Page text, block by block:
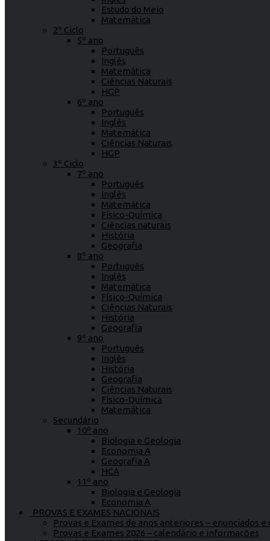
Estudo do Meio
Matemática
2º Ciclo
5º ano
Português
Inglês
Matemática
Ciências Naturais
HGP
6º ano
Português
Inglês
Matemática
Ciências Naturais
HGP
3º Ciclo
7º ano
Português
Inglês
Matemática
Físico-Química
Ciências naturais
História
Geografia
8º ano
Português
Inglês
Matemática
Físico-Química
Ciências Naturais
História
Geografia
9º ano
Português
Inglês
História
Geografia
Ciências Naturais
Físico-Química
Matemática
Secundário
10º ano
Biologia e Geologia
Economia A
Geografia A
HCA
11º ano
Biologia e Geologia
Economia A
PROVAS E EXAMES NACIONAIS
Provas e Exames de anos anteriores – enunciados
Provas e Exames 2026 – calendário e informações